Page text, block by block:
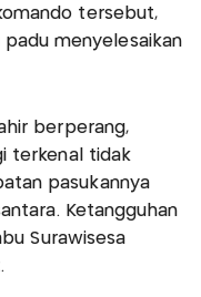
tersebut,
menyelesaikan
berperang,
terkenal tidak
pasukannya
Ketangguhan
Surawisesa